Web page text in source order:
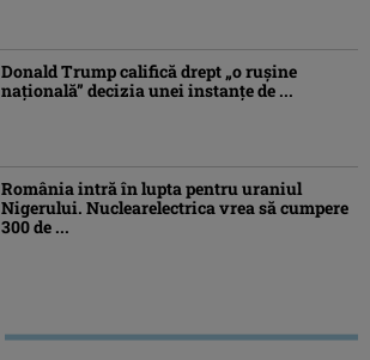
Donald Trump califică drept „o ruşine
naţională” decizia unei instanțe de ...
România intră în lupta pentru uraniul
Nigerului. Nuclearelectrica vrea să cumpere
300 de ...